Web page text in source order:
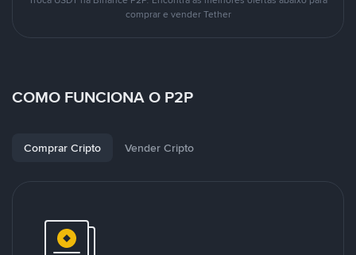
comprar e vender Tether
COMO FUNCIONA O P2P
Comprar Cripto Vender Cripto